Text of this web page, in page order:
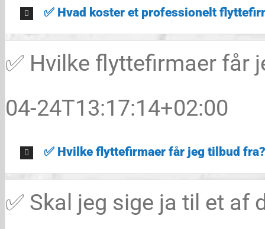
✅ Hvad koster et professionelt
✅ Hvilke flyttefirmaer får
04-24T13:17:14+02:00
✅ Hvilke flyttefirmaer får jeg tilbud fra?
✅ Skal jeg sige ja til et af